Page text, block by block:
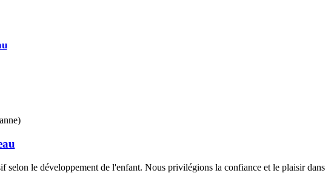
selon le développement de l'enfant. Nous privilégions la confiance et le plaisir dans